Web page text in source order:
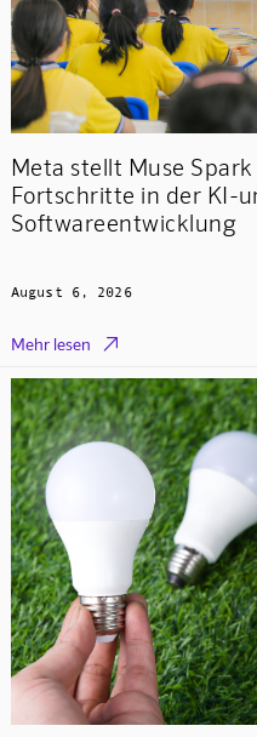
Meta stellt Muse
Fortschritte in der KI-
Softwareentwicklung
August 6, 2026
Mehr lesen 